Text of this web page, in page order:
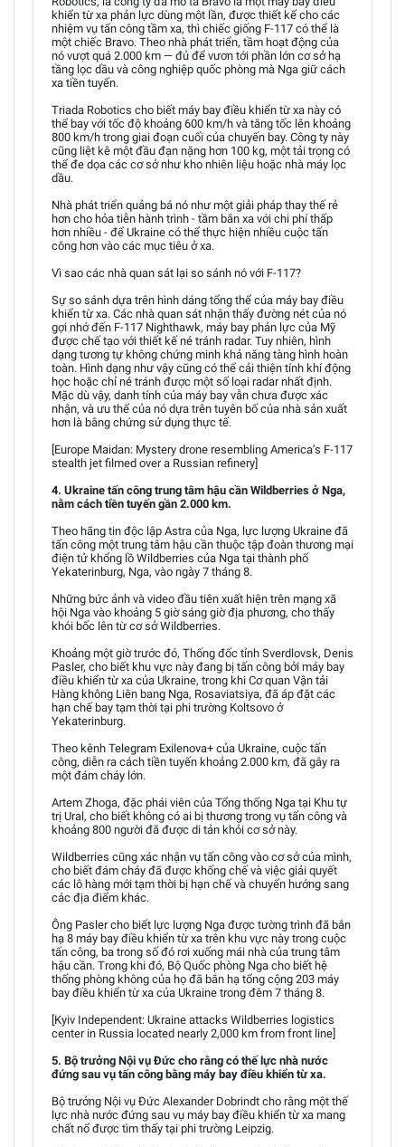
khiển từ xa phản lực dùng một lần, được thiết kế cho các
nhiệm vụ tấn công tầm xa, thì chiếc giống F-117 có thể là
một chiếc Bravo. Theo nhà phát triển, tầm hoạt động của
nó vượt quá 2.000 km — đủ để vươn tới phần lớn cơ sở hạ
tầng lọc dầu và công nghiệp quốc phòng mà Nga giữ cách
xa tiền tuyến.
Triada Robotics cho biết máy bay điều khiển từ xa này có
thể bay với tốc độ khoảng 600 km/h và tăng tốc lên khoảng
800 km/h trong giai đoạn cuối của chuyến bay. Công ty này
cũng liệt kê một đầu đạn nặng hơn 100 kg, một tải trọng có
thể đe dọa các cơ sở như kho nhiên liệu hoặc nhà máy lọc
dầu.
Nhà phát triển quảng bá nó như một giải pháp thay thế rẻ
hơn cho hỏa tiễn hành trình - tầm bắn xa với chi phí thấp
hơn nhiều - để Ukraine có thể thực hiện nhiều cuộc tấn
công hơn vào các mục tiêu ở xa.
Vì sao các nhà quan sát lại so sánh nó với F-117?
Sự so sánh dựa trên hình dáng tổng thể của máy bay điều
khiển từ xa. Các nhà quan sát nhận thấy đường nét của nó
gợi nhớ đến F-117 Nighthawk, máy bay phản lực của Mỹ
được chế tạo với thiết kế né tránh radar. Tuy nhiên, hình
dạng tương tự không chứng minh khả năng tàng hình hoàn
toàn. Hình dạng như vậy cũng có thể cải thiện tính khí động
học hoặc chỉ né tránh được một số loại radar nhất định.
Mặc dù vậy, danh tính của máy bay vẫn chưa được xác
nhận, và ưu thế của nó dựa trên tuyên bố của nhà sản xuất
hơn là bằng chứng sử dụng thực tế.
[Europe Maidan: Mystery drone resembling America’s F-117
stealth jet filmed over a Russian refinery]
4. Ukraine tấn công trung tâm hậu cần Wildberries ở Nga,
nằm cách tiền tuyến gần 2.000 km.
Theo hãng tin độc lập Astra của Nga, lực lượng Ukraine đã
tấn công một trung tâm hậu cần thuộc tập đoàn thương mại
điện tử khổng lồ Wildberries của Nga tại thành phố
Yekaterinburg, Nga, vào ngày 7 tháng 8.
Những bức ảnh và video đầu tiên xuất hiện trên mạng xã
hội Nga vào khoảng 5 giờ sáng giờ địa phương, cho thấy
khói bốc lên từ cơ sở Wildberries.
Khoảng một giờ trước đó, Thống đốc tỉnh Sverdlovsk, Denis
Pasler, cho biết khu vực này đang bị tấn công bởi máy bay
điều khiển từ xa của Ukraine, trong khi Cơ quan Vận tải
Hàng không Liên bang Nga, Rosaviatsiya, đã áp đặt các
hạn chế bay tạm thời tại phi trường Koltsovo ở
Yekaterinburg.
Theo kênh Telegram Exilenova+ của Ukraine, cuộc tấn
công, diễn ra cách tiền tuyến khoảng 2.000 km, đã gây ra
một đám cháy lớn.
Artem Zhoga, đặc phái viên của Tổng thống Nga tại Khu tự
trị Ural, cho biết không có ai bị thương trong vụ tấn công và
khoảng 800 người đã được di tản khỏi cơ sở này.
Wildberries cũng xác nhận vụ tấn công vào cơ sở của mình,
cho biết đám cháy đã được khống chế và việc giải quyết
các lô hàng mới tạm thời bị hạn chế và chuyển hướng sang
các địa điểm khác.
Ông Pasler cho biết lực lượng Nga được tường trình đã bắn
hạ 8 máy bay điều khiển từ xa trên khu vực này trong cuộc
tấn công, ba trong số đó rơi xuống mái nhà của trung tâm
hậu cần. Trong khi đó, Bộ Quốc phòng Nga cho biết hệ
thống phòng không của họ đã bắn hạ tổng cộng 203 máy
bay điều khiển từ xa của Ukraine trong đêm 7 tháng 8.
[Kyiv Independent: Ukraine attacks Wildberries logistics
center in Russia located nearly 2,000 km from front line]
5. Bộ trưởng Nội vụ Đức cho rằng có thế lực nhà nước
đứng sau vụ tấn công bằng máy bay điều khiển từ xa.
Bộ trưởng Nội vụ Đức Alexander Dobrindt cho rằng một thế
lực nhà nước đứng sau vụ máy bay điều khiển từ xa mang
chất nổ được tìm thấy tại phi trường Leipzig.